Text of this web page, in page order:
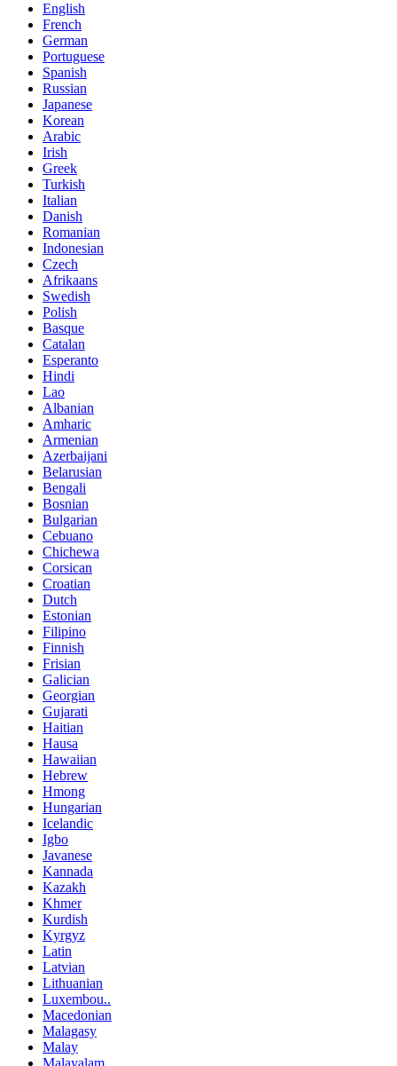
English
French
German
Portuguese
Spanish
Russian
Japanese
Korean
Arabic
Irish
Greek
Turkish
Italian
Danish
Romanian
Indonesian
Czech
Afrikaans
Swedish
Polish
Basque
Catalan
Esperanto
Hindi
Lao
Albanian
Amharic
Armenian
Azerbaijani
Belarusian
Bengali
Bosnian
Bulgarian
Cebuano
Chichewa
Corsican
Croatian
Dutch
Estonian
Filipino
Finnish
Frisian
Galician
Georgian
Gujarati
Haitian
Hausa
Hawaiian
Hebrew
Hmong
Hungarian
Icelandic
Igbo
Javanese
Kannada
Kazakh
Khmer
Kurdish
Kyrgyz
Latin
Latvian
Lithuanian
Luxembou..
Macedonian
Malagasy
Malay